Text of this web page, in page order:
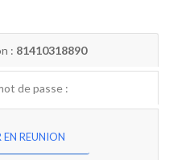
: 81410318890
de passe :
EN REUNION